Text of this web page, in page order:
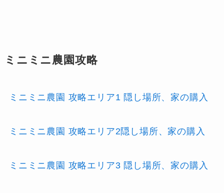
ミニミニ農園攻略
ミニミニ農園 攻略エリア1 隠し場所、家の購入
ミニミニ農園 攻略エリア2隠し場所、家の購入
ミニミニ農園 攻略エリア3 隠し場所、家の購入